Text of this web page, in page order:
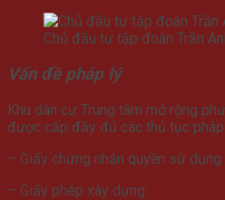
Chủ đầu tư tập đoàn Trần
Vấn đề pháp lý
Khu dân cư Trung tâm mở rộng
được cấp đầy đủ các thủ tục
– Giấy chứng nhận quyền sử
– Giấy phép xây dựng